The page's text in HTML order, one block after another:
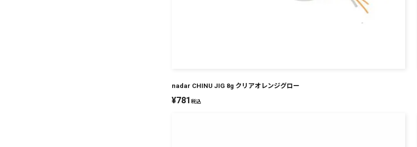
nadar CHINU JIG 8g クリアオレンジグロー
¥781 税込